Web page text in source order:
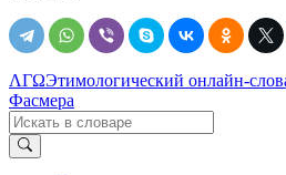
ΛΓΩЭтимологический онлайн-
Фасмера